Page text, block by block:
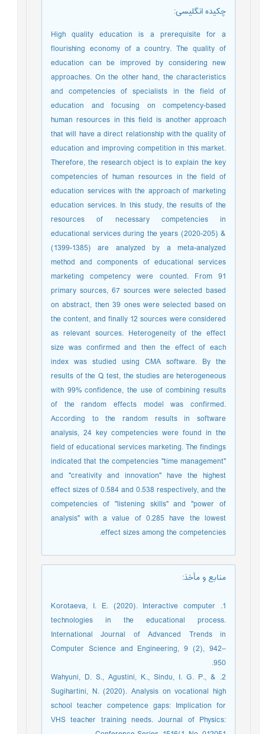
چکیده انگلیسی:
High quality education is a prerequisite for a
flourishing economy of a country. The quality of
education can be improved by considering new
approaches. On the other hand, the characteristics
and competencies of specialists in the field of
education and focusing on competency-based
human resources in this field is another approach
that will have a direct relationship with the quality of
education and improving competition in this market.
Therefore, the research object is to explain the key
competencies of human resources in the field of
education services with the approach of marketing
education services. In this study, the results of the
resources of necessary competencies in
educational services during the years (2020-205) &
(1399-1385) are analyzed by a meta-analyzed
method and components of educational services
marketing competency were counted. From 91
primary sources, 67 sources were selected based
on abstract, then 39 ones were selected based on
the content, and finally 12 sources were considered
as relevant sources. Heterogeneity of the effect
size was confirmed and then the effect of each
index was studied using CMA software. By the
results of the Q test, the studies are heterogeneous
with 99% confidence, the use of combining results
of the random effects model was confirmed.
According to the random results in software
analysis, 24 key competencies were found in the
field of educational services marketing. The findings
indicated that the competencies "time management"
and "creativity and innovation" have the highest
effect sizes of 0.584 and 0.538 respectively, and the
competencies of "listening skills" and "power of
analysis" with a value of 0.285 have the lowest
effect sizes among the competencies.
منابع و مأخذ:
1. Korotaeva, I. E. (2020). Interactive computer
technologies in the educational process.
International Journal of Advanced Trends in
Computer Science and Engineering, 9 (2), 942–
950.
2. Wahyuni, D. S., Agustini, K., Sindu, I. G. P., &
Sugihartini, N. (2020). Analysis on vocational high
school teacher competence gaps: Implication for
VHS teacher training needs. Journal of Physics: